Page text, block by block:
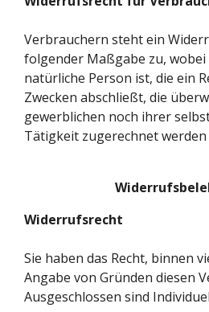
Verbrauchern steht ein
folgender Maßgabe zu,
natürliche Person ist, die ein
Zwecken abschließt, die
gewerblichen noch ihrer
Tätigkeit zugerechnet
Widerrufsrecht
Sie haben das Recht, binnen
Angabe von Gründen diesen
Ausgeschlossen sind